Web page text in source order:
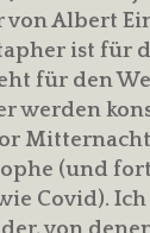
von Albert
ist für
für den
werden
(und
Covid).